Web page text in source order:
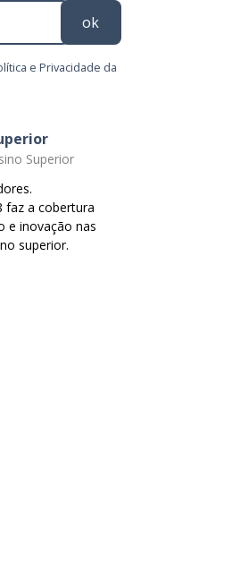
ok
e Privacidade da
Superior
faz a cobertura
e inovação nas
superior.